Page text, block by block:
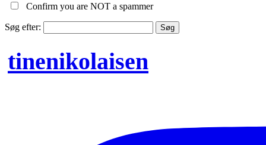
Confirm you are NOT a spammer
Søg efter:
tinenikolaisen